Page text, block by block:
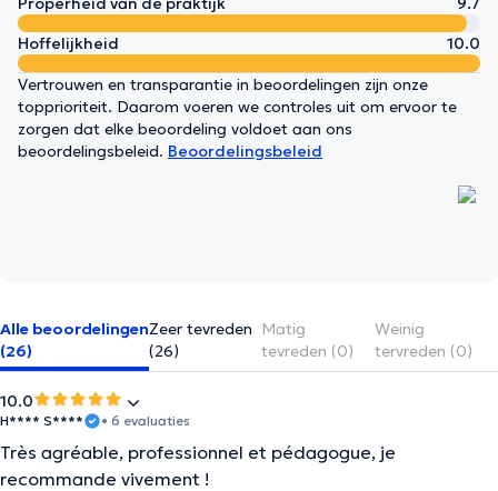
Hoffelijkheid
10.0
Vertrouwen en transparantie in beoordelingen zijn onze
topprioriteit. Daarom voeren we controles uit om ervoor te
zorgen dat elke beoordeling voldoet aan ons
beoordelingsbeleid. Beoordelingsbeleid
Alle beoordelingen
(26)
Zeer tevreden
(26)
Matig
tevreden (0)
Weinig
tervreden (0)
10.0
H**** S**** • 6 evaluaties
Très agréable, professionnel et pédagogue, je
recommande vivement !